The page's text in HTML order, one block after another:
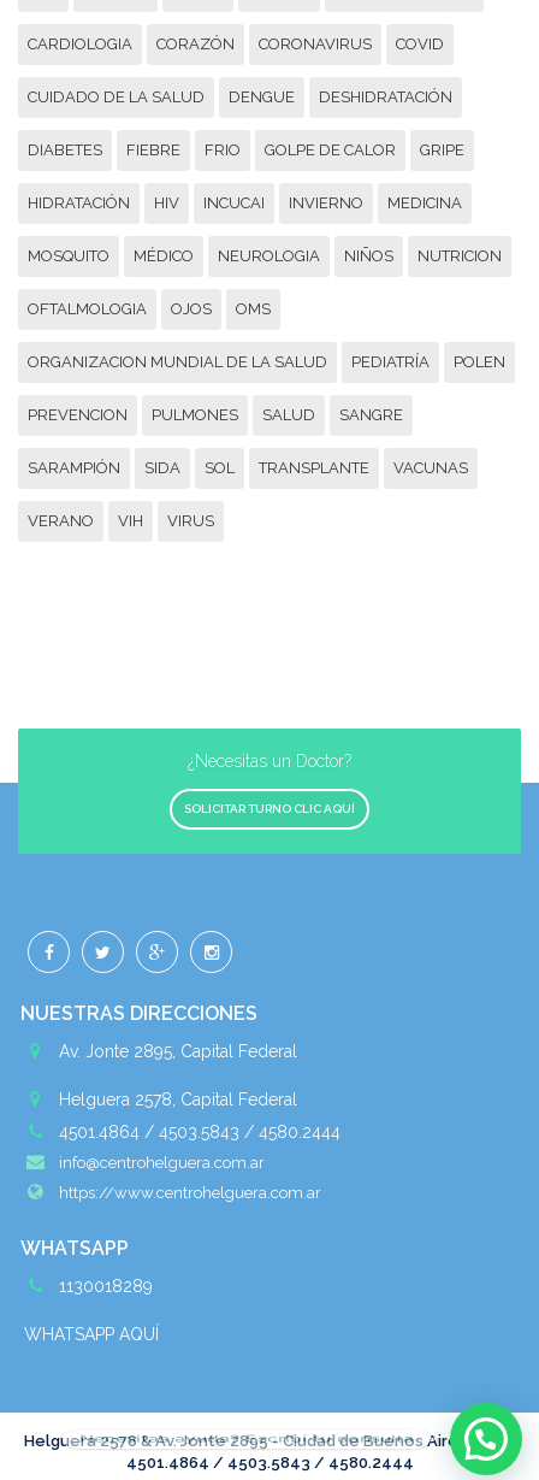
CARDIOLOGIA CORAZÓN CORONAVIRUS COVID
CUIDADO DE LA SALUD DENGUE DESHIDRATACIÓN
DIABETES FIEBRE FRIO GOLPE DE CALOR GRIPE
HIDRATACIÓN HIV INCUCAI INVIERNO MEDICINA
MOSQUITO MÉDICO NEUROLOGIA NIÑOS NUTRICION
OFTALMOLOGIA OJOS OMS
ORGANIZACION MUNDIAL DE LA SALUD PEDIATRÍA POLEN
PREVENCION PULMONES SALUD SANGRE
SARAMPIÓN SIDA SOL TRANSPLANTE VACUNAS
VERANO VIH VIRUS
¿Necesitas un Doctor?
SOLICITAR TURNO CLIC AQUÍ
NUESTRAS DIRECCIONES
Av. Jonte 2895, Capital Federal
Helguera 2578, Capital Federal
4501.4864 / 4503.5843 / 4580.2444
info@centrohelguera.com.ar
https://www.centrohelguera.com.ar
WHATSAPP
1130018289
WHATSAPP AQUÍ
Helguera 2578 & Av. Jonte 2895 - Ciudad de Buenos Aires - Tel :
4501.4864 / 4503.5843 / 4580.2444
Necesitas ayuda? Escribí tu consulta